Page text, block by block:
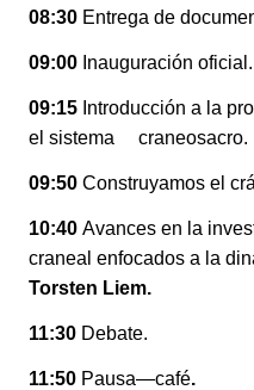
08:30 Entrega de
09:00 Inauguración oficial.
09:15 Introducción a la
el sistema craneosacro.
09:50 Construyamos el
10:40 Avances en la
craneal enfocados a la
Torsten Liem.
11:30 Debate.
11:50 Pausa—café.